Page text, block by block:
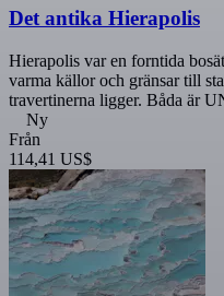
Det antika Hierapolis
Hierapolis var en forntida
varma källor och gränsar till
travertinerna ligger. Båda är
Ny
Från
114,41 US$